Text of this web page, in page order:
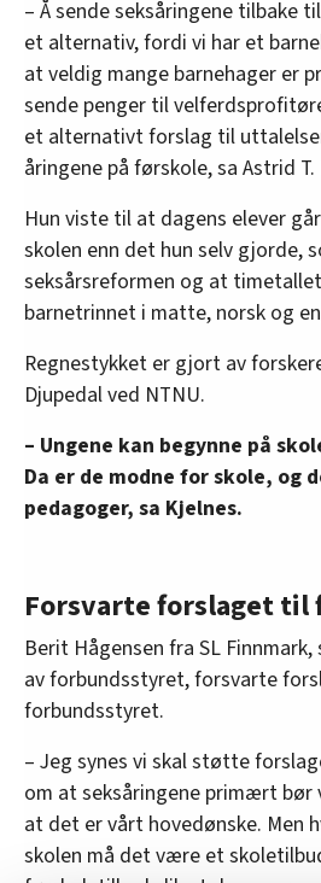
– Å sende seksåringene tilbake
et alternativ, fordi vi har et
at veldig mange barnehager er
sende penger til
et alternativt forslag til
åringene på førskole, sa Astrid T.
Hun viste til at dagens elever
skolen enn det hun selv gjorde,
seksårsreformen og at
barnetrinnet i matte, norsk og
Regnestykket er gjort av
Djupedal ved NTNU.
– Ungene kan begynne på
Da er de modne for skole, og
pedagoger, sa Kjelnes.
Forsvarte forslaget
Berit Hågensen fra SL
av forbundsstyret, forsvarte
forbundsstyret.
– Jeg synes vi skal støtte
om at seksåringene primært bør
at det er vårt hovedønske. Men
skolen må det være et